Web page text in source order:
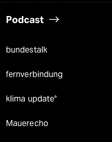
Podcast
bundestalk
fernverbindung
klima update°
Mauerecho